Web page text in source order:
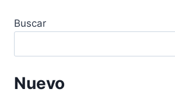
Buscar
Nuevo